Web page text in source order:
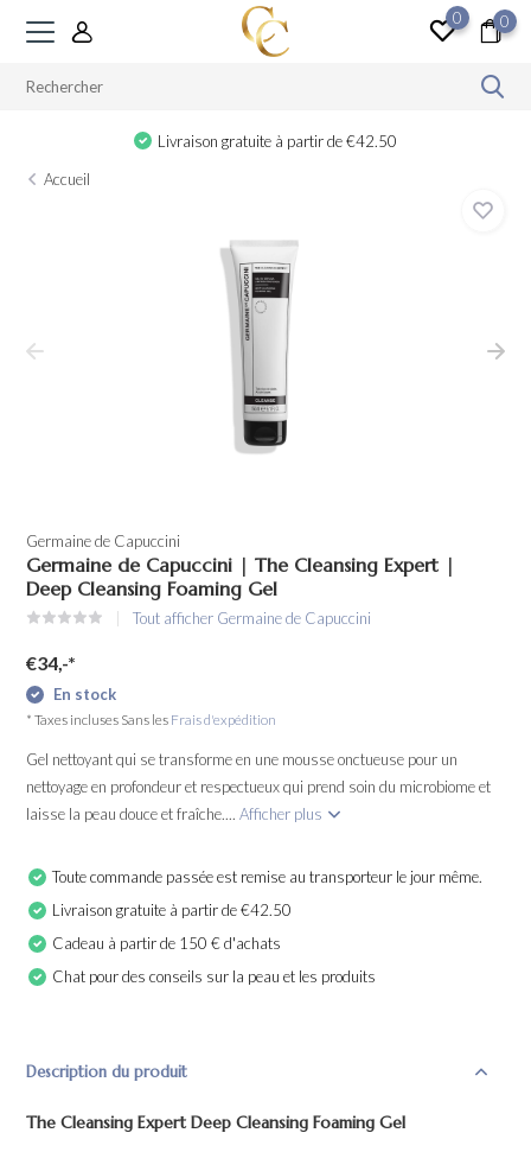
0 0
Livraison gratuite à partir de €42.50
Accueil
Germaine de Capuccini
Germaine de Capuccini | The Cleansing Expert |
Deep Cleansing Foaming Gel
Tout afficher Germaine de Capuccini
€34,-*
En stock
* Taxes incluses Sans les Frais d'expédition
Gel nettoyant qui se transforme en une mousse onctueuse pour un
nettoyage en profondeur et respectueux qui prend soin du microbiome et
laisse la peau douce et fraîche....Afficher plus
Toute commande passée est remise au transporteur le jour même.
Livraison gratuite à partir de €42.50
Cadeau à partir de 150 € d'achats
Chat pour des conseils sur la peau et les produits
Description du produit
The Cleansing Expert Deep Cleansing Foaming Gel